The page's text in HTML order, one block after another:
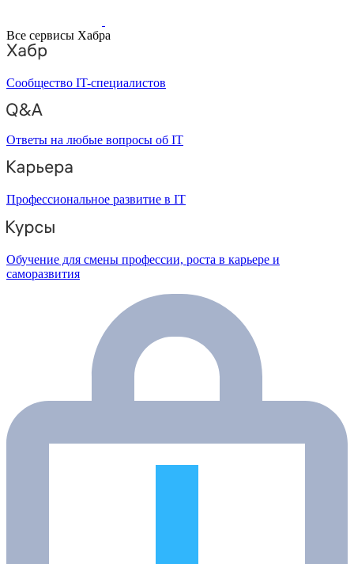
Все сервисы Хабра
Сообщество IT-специалистов
Ответы на любые вопросы об IT
Профессиональное развитие в IT
Обучение для смены профессии, роста в карьере и
саморазвития